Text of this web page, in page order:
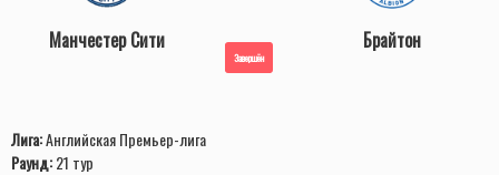
Манчестер Сити
Завершён
Брайтон
Лига:Английская Премьер-лига
Раунд:21 тур